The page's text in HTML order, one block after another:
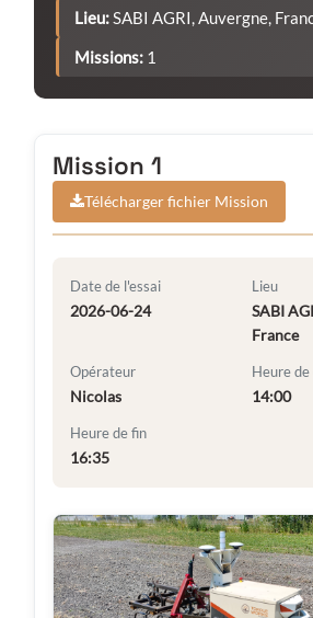
Lieu:SABI AGRI, Auvergne,
Missions: 1
Mission 1
Télécharger fichier Mission
Date de l'essai
2026-06-24
Lieu
SABI
France
Opérateur
Nicolas
Heure
14:00
Heure de fin
16:35